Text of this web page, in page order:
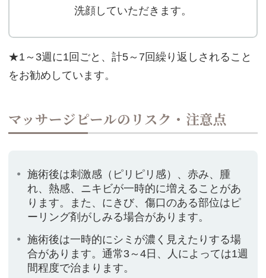
洗顔していただきます。
★1～3週に1回ごと、計5～7回繰り返しされること
をお勧めしています。
マッサージピールのリスク・注意点
施術後は刺激感（ピリピリ感）、赤み、腫
れ、熱感、ニキビが一時的に増えることがあ
ります。また、にきび、傷口のある部位はピ
ーリング剤がしみる場合があります。
施術後は一時的にシミが濃く見えたりする場
合があります。通常3～4日、人によっては1週
間程度で治まります。